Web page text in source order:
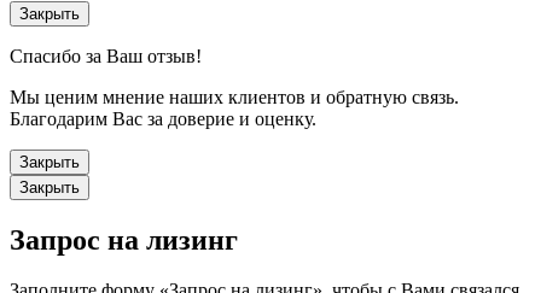
Закрыть
Спасибо за Ваш отзыв!
Мы ценим мнение наших клиентов и обратную связь.
Благодарим Вас за доверие и оценку.
Закрыть
Закрыть
Запрос на лизинг